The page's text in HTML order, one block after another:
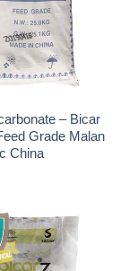
– Bicar
Grade Malan
China